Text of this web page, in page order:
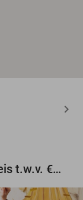
Maak gratis kans op een droomreis t.w.v. €3.000!